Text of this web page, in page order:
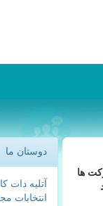
ها
دوستان ما
آتلیه دات
انتخابات